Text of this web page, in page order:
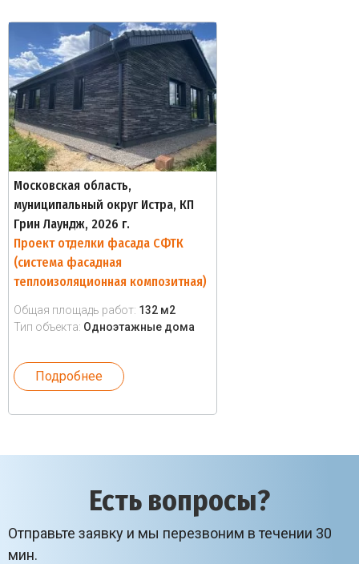
Московская область,
муниципальный округ Истра, КП
Грин Лаундж, 2026 г.
Проект отделки фасада СФТК
(система фасадная
теплоизоляционная композитная)
Общая площадь работ: 132 м2
Тип объекта: Одноэтажные дома
Подробнее
Есть вопросы?
Отправьте заявку и мы перезвоним в течении 30
мин.